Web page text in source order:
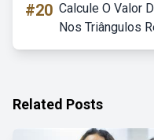
#20 Calcule O Valor
Nos Triângulos
Related Posts